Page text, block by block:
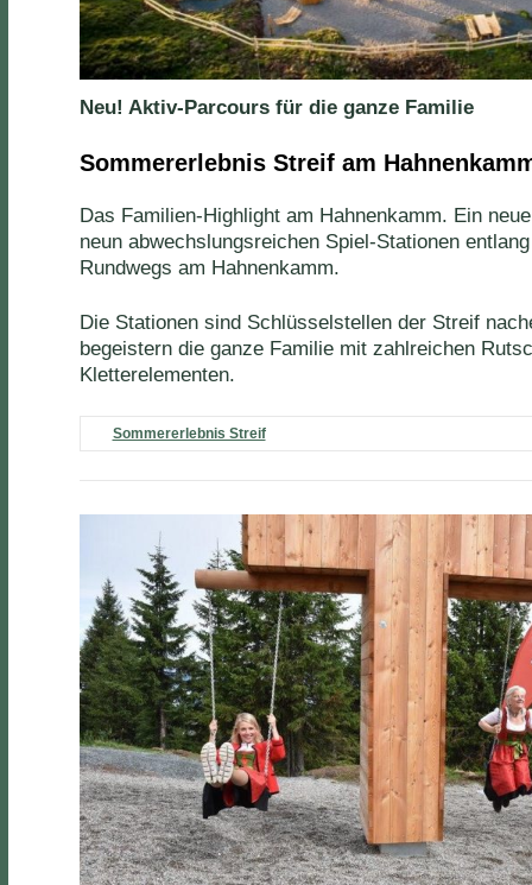
Neu! Aktiv-Parcours für die ganze Familie
Sommererlebnis Streif am
Das Familien-Highlight am Hahnenkamm. Ein
neun abwechslungsreichen Spiel-Stationen
Rundwegs am Hahnenkamm.
Die Stationen sind Schlüsselstellen der Streif
begeistern die ganze Familie mit zahlreichen
Kletterelementen.
Sommererlebnis Streif